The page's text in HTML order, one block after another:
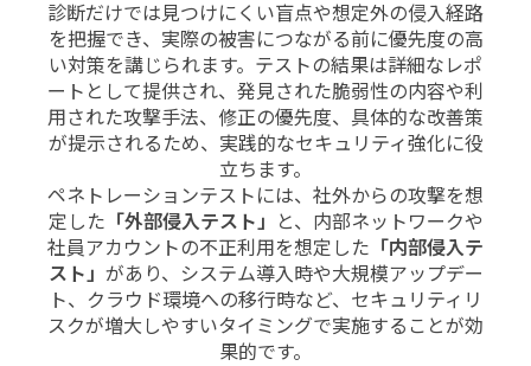
診断だけでは見つけにくい盲点や想定外の侵入経路
を把握でき、実際の被害につながる前に優先度の高
い対策を講じられます。テストの結果は詳細なレポ
ートとして提供され、発見された脆弱性の内容や利
用された攻撃手法、修正の優先度、具体的な改善策
が提示されるため、実践的なセキュリティ強化に役
立ちます。
ペネトレーションテストには、社外からの攻撃を想
定した 「外部侵入テスト」
と、内部ネットワークや
社員アカウントの不正利用を想定した 「内部侵入テ
スト」 があり、システム導入時や大規模アップデー
ト、クラウド環境への移行時など、セキュリティリ
スクが増大しやすいタイミングで実施することが効
果的です。